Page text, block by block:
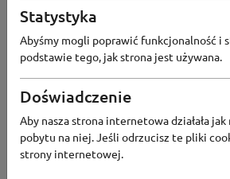
Popularne sklepy
MEDIA EXPERT
EOBUWIE
BORN2BE
KOMFORT
Statystyka
Abyśmy mogli poprawić funkcjonalność
podstawie tego, jak strona jest używana.
Doświadczenie
Aby nasza strona internetowa działała
pobytu na niej. Jeśli odrzucisz te pliki
strony internetowej.